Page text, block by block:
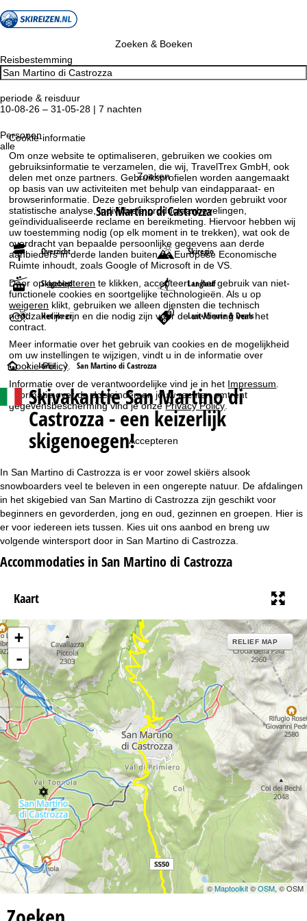
Cookie-informatie
Om onze website te optimaliseren, gebruiken we cookies om
gebruiksinformatie te verzamelen, die wij, TravelTrex GmbH, ook
delen met onze partners. Gebruiksprofielen worden aangemaakt
op basis van uw activiteiten met behulp van eindapparaat- en
browserinformatie. Deze gebruiksprofielen worden gebruikt voor
statistische analyse, individuele productaanbevelingen,
geïndividualiseerde reclame en bereikmeting. Hiervoor hebben wij
uw toestemming nodig (op elk moment in te trekken), wat ook de
overdracht van bepaalde persoonlijke gegevens aan derde
aanbieders in derde landen buiten de Europese Economische
Ruimte inhoudt, zoals Google of Microsoft in de VS.
Door opaccepteren te klikken, accepteert u het gebruik van niet-
functionele cookies en soortgelijke technologieën. Als u op
weigeren klikt, gebruiken we alleen diensten die technisch
noodzakelijk zijn en die nodig zijn voor de uitvoering van het
contract.
Meer informatie over het gebruik van cookies en de mogelijkheid
om uw instellingen te wijzigen, vindt u in de informatie over
Cookie-Policy
Informatie over de verantwoordelijke vind je in het Impressum
Informatie over de doeleinden en jouw rechten omtrent
gegevensbescherming vind je onzePrivacy Policy
Accepteren
Zoeken & Boeken
Reisbestemming
periode & reisduur
10-08-26 – 31-05-28 | 7 nachten
Personen
alle
Zoeken
San Martino di Castrozza
Overzicht Skiregio
Skigebied Langlauf
Het weer Last-Minute & Deals
S
t
t
p
a
g
n
a
Italië San Martino di Castrozza
Skivakantie San Martino di
Castrozza - een keizerlijk
skigenoegen!
In San Martino di Castrozza is er voor zowel skiërs alsook
snowboarders veel te beleven in een ongerepte natuur. De afdalingen
in het skigebied van San Martino di Castrozza zijn geschikt voor
beginners en gevorderden, jong en oud, gezinnen en groepen. Hier is
er voor iedereen iets tussen. Kies uit ons aanbod en breng uw
volgende wintersport door in San Martino di Castrozza.
Accommodaties in San Martino di Castrozza
Kaart
+
-
RELIEF MAP
©Maptoolkit©OSM, © OSM